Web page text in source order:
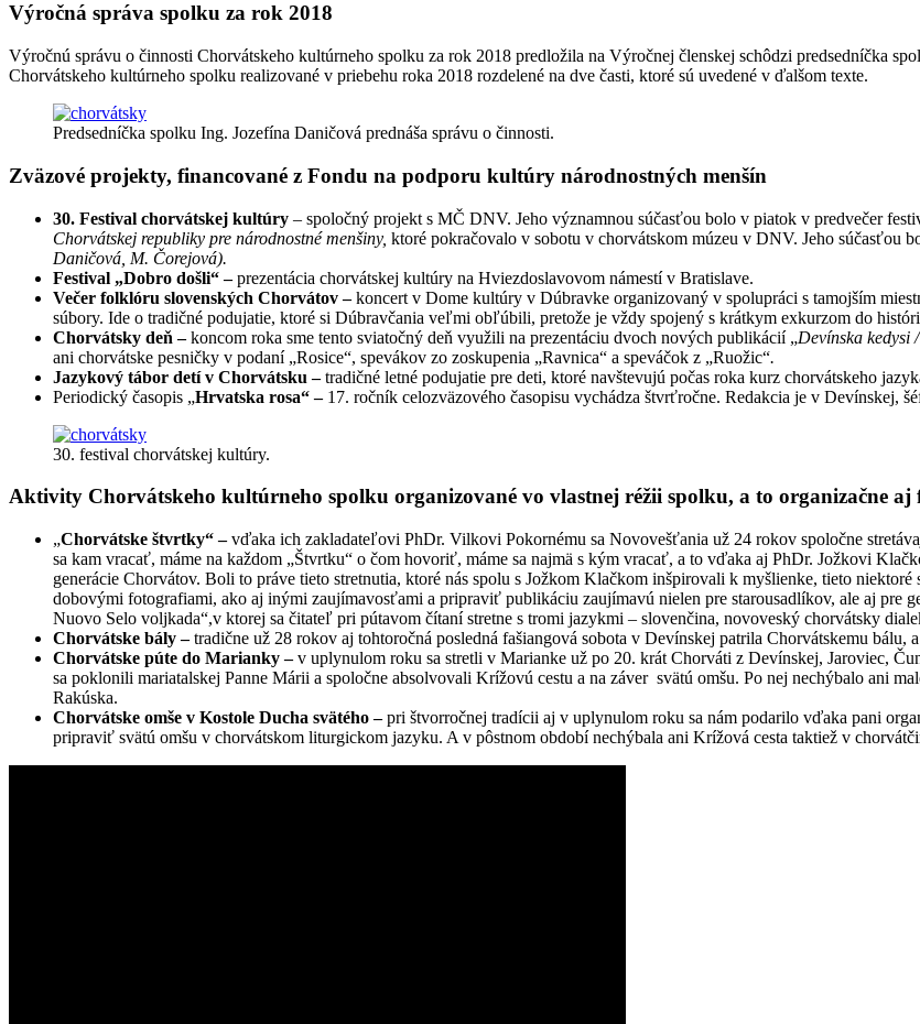
Výročná správa spolku za rok 2018
Výročnú správu o činnosti Chorvátskeho kultúrneho spolku za rok 2018 predložila na Výročnej členskej schôdzi predsedníčka
Chorvátskeho kultúrneho spolku realizované v priebehu roka 2018 rozdelené na dve časti, ktoré sú uvedené v ďalšom texte.
Predsedníčka spolku Ing. Jozefína Daničová prednáša správu o činnosti.
Zväzové projekty, financované z Fondu na podporu kultúry národnostných menšín
30. Festival chorvátskej kultúry – spoločný projekt s MČ DNV. Jeho významnou súčasťou bolo v piatok v predvečer
Chorvátskej republiky pre národnostné menšiny, ktoré pokračovalo v sobotu v chorvátskom múzeu v DNV. Jeho súčasťou
Daničová, M. Čorejová).
Festival „Dobro došli“ –prezentácia chorvátskej kultúry na Hviezdoslavovom námestí v Bratislave.
Večer folklóru slovenských Chorvátov –koncert v Dome kultúry v Dúbravke organizovaný v spolupráci s tamojším
súbory. Ide o tradičné podujatie, ktoré si Dúbravčania veľmi obľúbili, pretože je vždy spojený s krátkym exkurzom do
Chorvátsky deň –koncom roka sme tento sviatočný deň využili na prezentáciu dvoch nových publikácií „Devínska kedysi
ani chorvátske pesničky v podaní „Rosice“, spevákov zo zoskupenia „Ravnica“ a speváčok z „Ruožic“.
Jazykový tábor detí v Chorvátsku –tradičné letné podujatie pre deti, ktoré navštevujú počas roka kurz chorvátskeho
Periodický časopis „Hrvatska rosa“ – 17. ročník celozväzového časopisu vychádza štvrťročne. Redakcia je v Devínskej,
30. festival chorvátskej kultúry.
Aktivity Chorvátskeho kultúrneho spolku organizované vo vlastnej réžii spolku, a to organizačne aj
„Chorvátske štvrtky“ –vďaka ich zakladateľovi PhDr. Vilkovi Pokornému sa Novovešťania už 24 rokov spoločne
sa kam vracať, máme na každom „Štvrtku“ o čom hovoriť, máme sa najmä s kým vracať, a to vďaka aj PhDr. Jožkovi
generácie Chorvátov. Boli to práve tieto stretnutia, ktoré nás spolu s Jožkom Klačkom inšpirovali k myšlienke, tieto
dobovými fotografiami, ako aj inými zaujímavosťami a pripraviť publikáciu zaujímavú nielen pre starousadlíkov, ale aj pre
Nuovo Selo voljkada“,v ktorej sa čitateľ pri pútavom čítaní stretne s tromi jazykmi – slovenčina, novoveský chorvátsky
Chorvátske bály –tradične už 28 rokov aj tohtoročná posledná fašiangová sobota v Devínskej patrila Chorvátskemu
Chorvátske púte do Marianky –v uplynulom roku sa stretli v Marianke už po 20. krát Chorváti z Devínskej, Jaroviec,
sa poklonili mariatalskej Panne Márii a spoločne absolvovali Krížovú cestu a na záver svätú omšu. Po nej nechýbalo ani
Rakúska.
Chorvátske omše v Kostole Ducha svätého –pri štvorročnej tradícii aj v uplynulom roku sa nám podarilo vďaka pani
pripraviť svätú omšu v chorvátskom liturgickom jazyku. A v pôstnom období nechýbala ani Krížová cesta taktiež v